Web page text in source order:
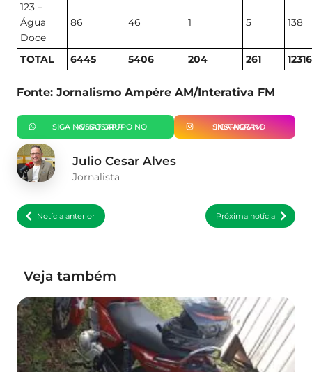
123 –
Água
Doce
86 46 1 5 138
TOTAL 6445 5406 204 261 12316
Fonte: Jornalismo Ampére AM/Interativa FM
SIGA NOSSO GRUPO NO WHATSAPP SIGA-NOS NO INSTAGRAM
Julio Cesar Alves
Jornalista
Notícia anterior Próxima notícia
Veja também